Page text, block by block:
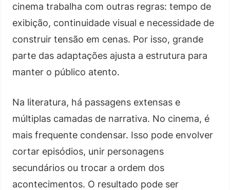
cinema trabalha com outras regras: tempo de
exibição, continuidade visual e necessidade de
construir tensão em cenas. Por isso, grande
parte das adaptações ajusta a estrutura para
manter o público atento.
Na literatura, há passagens extensas e
múltiplas camadas de narrativa. No cinema, é
mais frequente condensar. Isso pode envolver
cortar episódios, unir personagens
secundários ou trocar a ordem dos
acontecimentos. O resultado pode ser